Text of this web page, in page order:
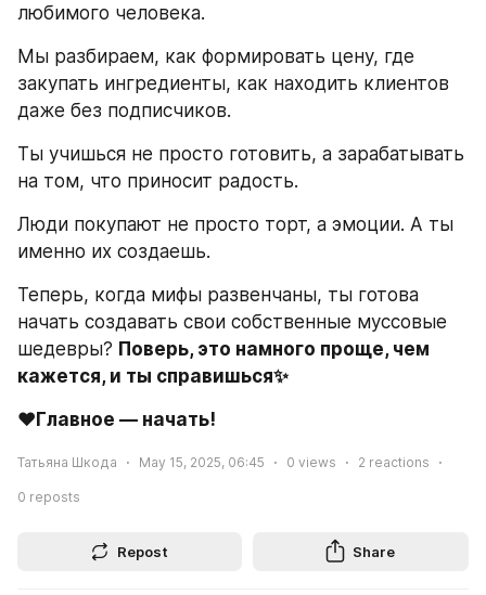
любимого человека.
Мы разбираем, как формировать цену, где
закупать ингредиенты, как находить клиентов
даже без подписчиков.
Ты учишься не просто готовить, а зарабатывать
на том, что приносит радость.
Люди покупают не просто торт, а эмоции. А ты
именно их создаешь.
Теперь, когда мифы развенчаны, ты готова
начать создавать свои собственные муссовые
шедевры? Поверь, это намного проще, чем
кажется, и ты справишься✨
♥️Главное — начать!
Татьяна Шкода May 15, 2025, 06:45 0 views 2 reactions
0 reposts
Repost Share